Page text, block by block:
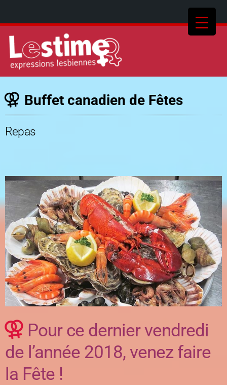
Buffet canadien de Fêtes
Repas
Pour ce dernier vendredi
de l’année 2018, venez faire
la Fête !